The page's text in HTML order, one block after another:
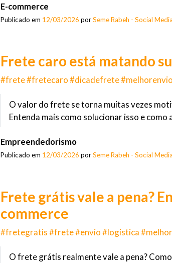
E-commerce
Publicado em 12/03/2026 porSeme Rabeh - Social Media
Frete caro está matando
#frete #fretecaro #dicadefrete
O valor do frete se torna muitas vezes
Entenda mais como solucionar isso e
Empreendedorismo
Publicado em 12/03/2026 porSeme Rabeh - Social Media
Frete grátis vale a pena?
commerce
#fretegratis #frete #envio #logistica
O frete grátis realmente vale a pena?